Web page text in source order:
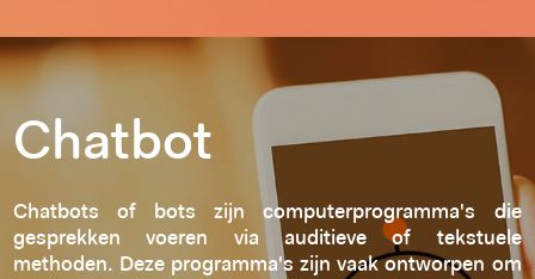
Services
There are loads of awesome templates
available in our Slider Template Library
Chatbot
Chatbots of bots zijn computerprogramma's die
gesprekken voeren via auditieve of tekstuele
methoden. Deze programma's zijn vaak ontworpen om